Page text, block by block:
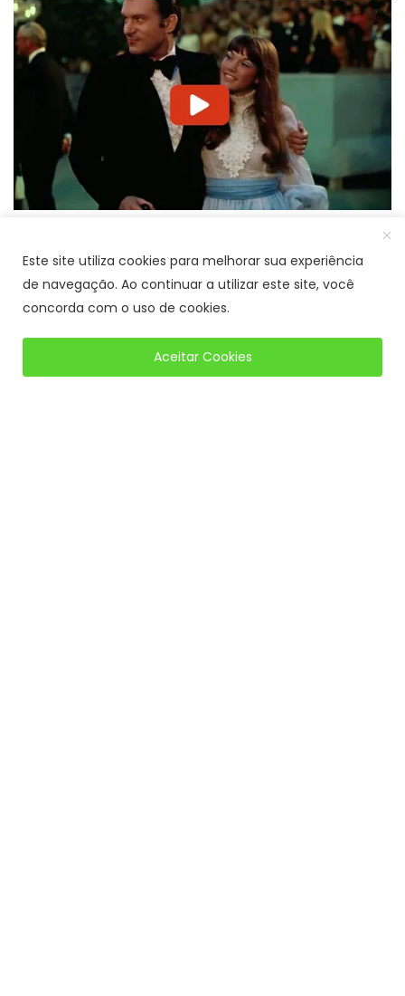
Este site utiliza cookies para melhorar sua experiência
de navegação. Ao continuar a utilizar este site, você
concorda com o uso de cookies.
Aceitar Cookies